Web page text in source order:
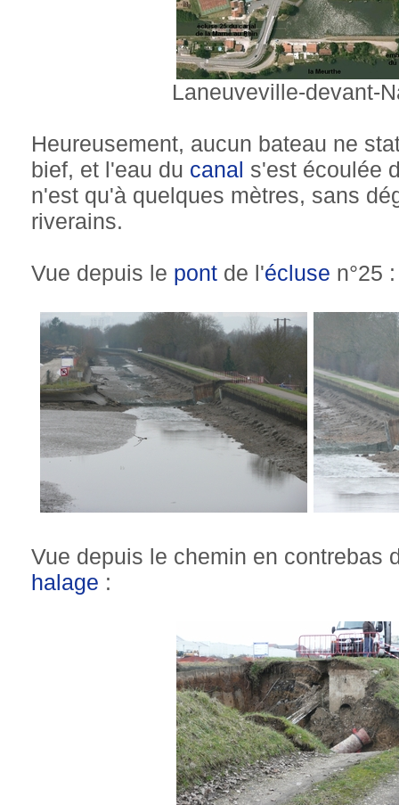
Laneuveville-devant-
Heureusement, aucun bateau ne
bief, et l'eau du canal s'est écoulée
n'est qu'à quelques mètres, sans
riverains.
Vue depuis le pont de l'écluse n°25 :
Vue depuis le chemin en contrebas
halage :